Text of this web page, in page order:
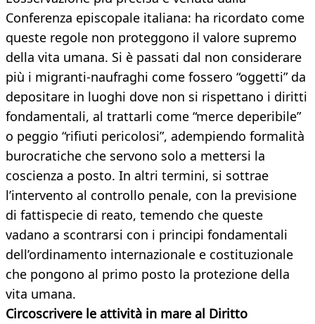
Conferenza episcopale italiana: ha ricordato come
queste regole non proteggono il valore supremo
della vita umana. Si è passati dal non considerare
più i migranti-naufraghi come fossero “oggetti” da
depositare in luoghi dove non si rispettano i diritti
fondamentali, al trattarli come “merce deperibile”
o peggio “rifiuti pericolosi”, adempiendo formalità
burocratiche che servono solo a mettersi la
coscienza a posto. In altri termini, si sottrae
l’intervento al controllo penale, con la previsione
di fattispecie di reato, temendo che queste
vadano a scontrarsi con i principi fondamentali
dell’ordinamento internazionale e costituzionale
che pongono al primo posto la protezione della
vita umana.
Circoscrivere le attività in mare al Diritto